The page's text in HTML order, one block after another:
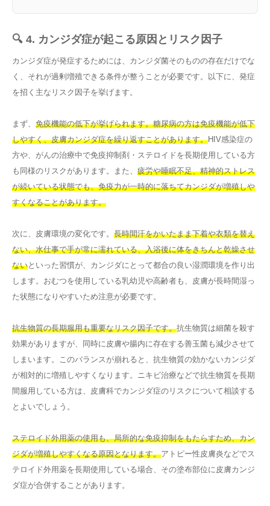
🔍 4. カンジダ症が起こる原因とリスク因子
カンジダ症が発症するためには、カンジダ菌そのものの存在だけでな
く、それが過剰増殖できる条件が整うことが必要です。以下に、発症
を招く主なリスク因子を挙げます。
まず、 免疫機能の低下が挙げられます。糖尿病の方は免疫機能が低下
しやすく、皮膚カンジダ症を繰り返すことがあります。HIV感染症の
方や、がんの治療中で免疫抑制剤・ステロイドを長期使用している方
も同様のリスクがあります。また、 疲労や睡眠不足、精神的ストレス
が続いている状態でも、免疫力が一時的に落ちてカンジダが増殖しや
すくなることがあります。
次に、皮膚環境の変化です。 長時間汗をかいたまま下着や衣類を替え
ない、水仕事で手が常に濡れている、入浴後に体をきちんと乾燥させ
ないといった習慣が、カンジダにとって都合の良い湿潤環境を作り出
します。おむつを使用している乳幼児や高齢者も、皮膚が長時間湿っ
た状態になりやすいため注意が必要です。
抗生物質の長期服用も重要なリスク因子です。抗生物質は細菌を殺す
効果がありますが、同時に皮膚や腸内に存在する善玉菌も減少させて
しまいます。このバランスが崩れると、抗生物質の効かないカンジダ
が相対的に増殖しやすくなります。ニキビ治療などで抗生物質を長期
間服用している方は、皮膚科でカンジダ症のリスクについて相談する
とよいでしょう。
ステロイド外用薬の使用も、局所的な免疫抑制をもたらすため、カン
ジダが増殖しやすくなる原因となります。アトピー性皮膚炎などでス
テロイド外用薬を長期使用している場合、その塗布部位に皮膚カンジ
ダ症が合併することがあります。